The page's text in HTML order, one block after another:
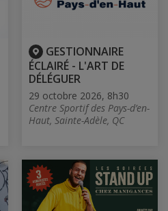
GESTIONNAIRE
ÉCLAIRÉ - L'ART DE
DÉLÉGUER
29 octobre 2026, 8h30
Centre Sportif des Pays-d’en-
Haut, Sainte-Adèle, QC